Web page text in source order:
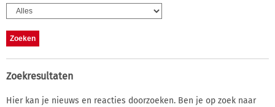
Zoekresultaten
Hier kan je nieuws en reacties doorzoeken. Ben je op zoek naar